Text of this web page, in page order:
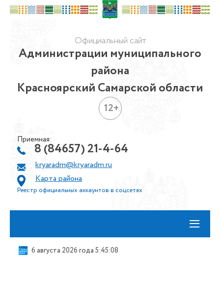
Официальный сайт
Администрации муниципального
района
Красноярский Самарской области
12+
Приемная:
8 (84657) 21-4-64
kryaradm@kryaradm.ru
Карта района
Реестр официальных аккаунтов в соцсетях
≡
6 августа 2026 года 5:45:09